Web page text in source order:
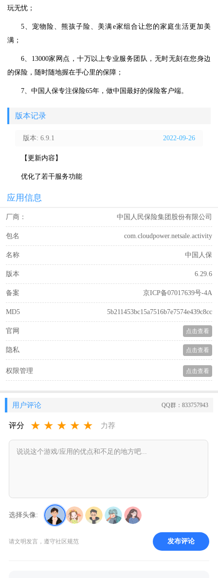
玩无忧；
5、宠物险、熊孩子险、美满e家组合让您的家庭生活更加美
满；
6、13000家网点，十万以上专业服务团队，无时无刻在您身边
的保险，随时随地握在手心里的保障；
7、中国人保专注保险65年，做中国最好的保险客户端。
版本记录
2022-09-26
版本: 6.9.1
【更新内容】
优化了若干服务功能
应用信息
厂商： 中国人民保险集团股份有限公司
包名 com.cloudpower.netsale.activity
名称 中国人保
版本 6.29.6
备案 京ICP备07017639号-4A
MD5 5b211453bc15a7516b7e7574e439c8cc
官网 点击查看
隐私 点击查看
权限管理 点击查看
用户评论 QQ群：833757943
评分 ★ ★ ★ ★ ★ 力荐
选择头像:
请文明发言，遵守社区规范 发布评论